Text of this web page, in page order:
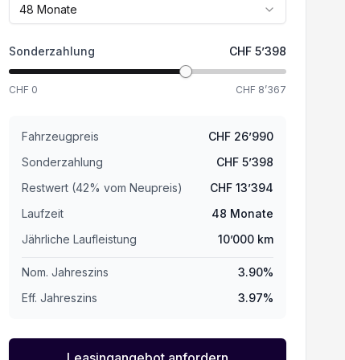
48 Monate
Sonderzahlung CHF 5’398
CHF 0 CHF 8’367
Fahrzeugpreis CHF 26’990
Sonderzahlung
CHF 5’398
Restwert (42% vom Neupreis) CHF 13’394
Laufzeit
48 Monate
Jährliche Laufleistung
10’000km
Nom. Jahreszins 3.90%
Eff. Jahreszins
3.97%